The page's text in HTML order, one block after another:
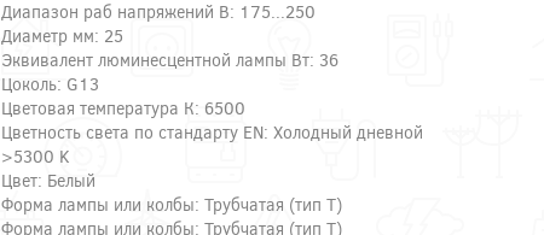
Диапазон раб напряжений В: 175...250
Диаметр мм: 25
Эквивалент люминесцентной лампы Вт: 36
Цоколь: G13
Цветовая температура К: 6500
Цветность света по стандарту EN: Холодный дневной
>5300 K
Цвет: Белый
Форма лампы или колбы: Трубчатая (тип T)
Форма лампы или колбы: Трубчатая (тип T)